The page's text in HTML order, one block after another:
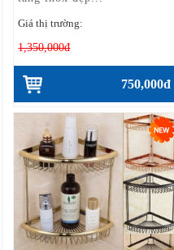
Giá thị trường:
1,350,000đ
750,000đ